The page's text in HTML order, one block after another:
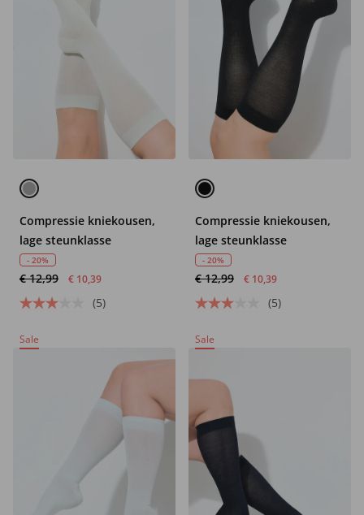
Compressie kniekousen,
lage steunklasse
- 20%
€ 12,99 € 10,39
(5)
Compressie kniekousen,
lage steunklasse
- 20%
€ 12,99 € 10,39
(5)
Sale Sale